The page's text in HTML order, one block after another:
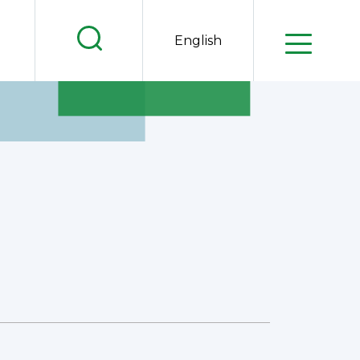
.
.
.
English